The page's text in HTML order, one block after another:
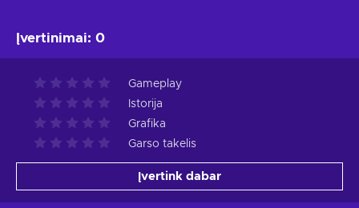
Įvertinimai: 0
Gameplay
Istorija
Grafika
Garso takelis
Įvertink dabar